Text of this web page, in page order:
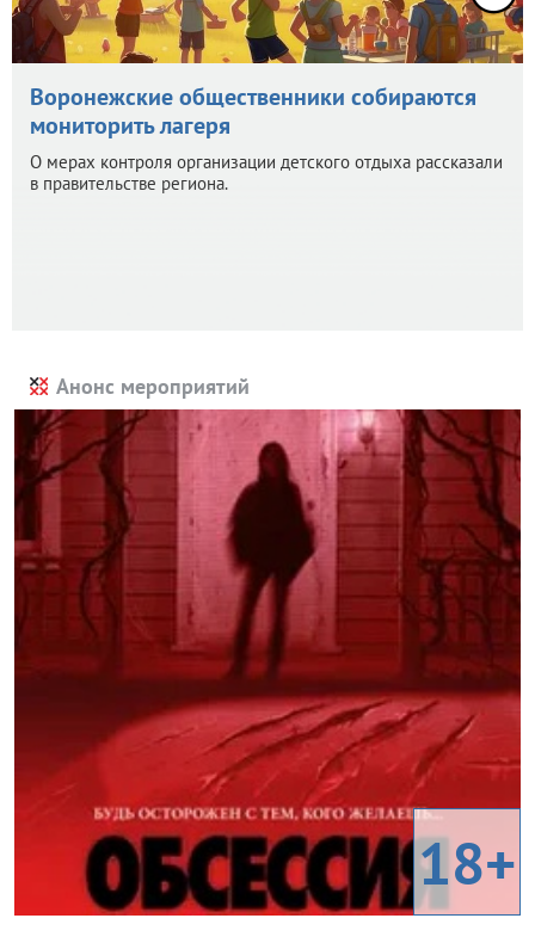
Воронежские общественники собираются
мониторить лагеря
О мерах контроля организации детского отдыха рассказали
в правительстве региона.
Анонс мероприятий
18+